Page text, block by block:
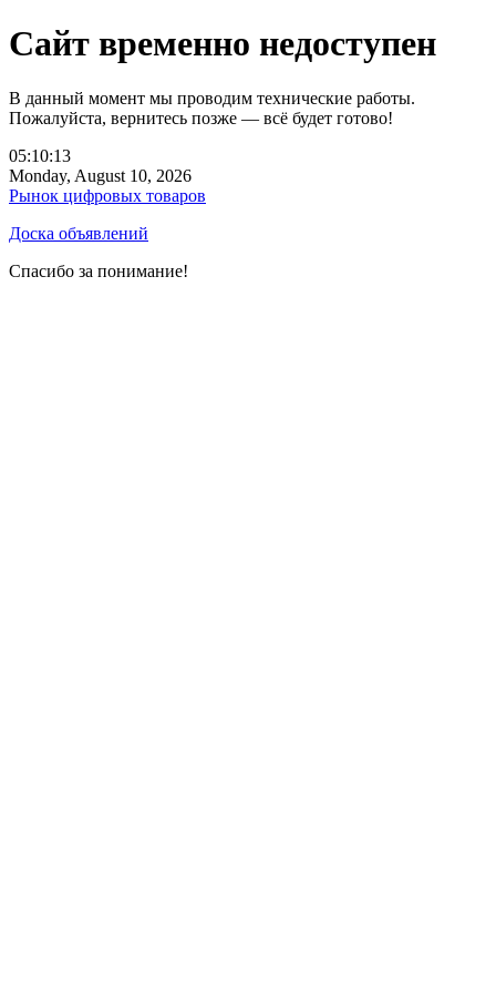
Сайт временно недоступен
В данный момент мы проводим технические работы.
Пожалуйста, вернитесь позже — всё будет готово!
05:10:13
Monday, August 10, 2026
Рынок цифровых товаров
Доска объявлений
Спасибо за понимание!